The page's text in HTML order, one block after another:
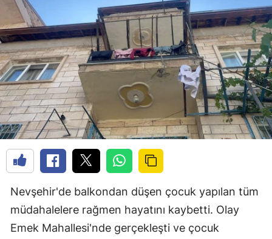
Nevşehir'de balkondan düşen çocuk yapılan tüm
müdahalelere rağmen hayatını kaybetti. Olay
Emek Mahallesi'nde gerçekleşti ve çocuk